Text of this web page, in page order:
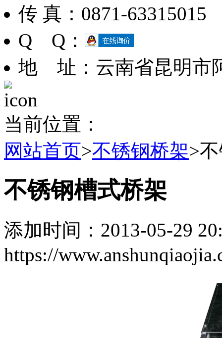
传 真：0871-63315015
Q Q：
地 址：云南省昆明市
当前位置：
网站首页>不锈钢桥架>
不锈钢槽式桥架
添加时间：2013-05-29
https://